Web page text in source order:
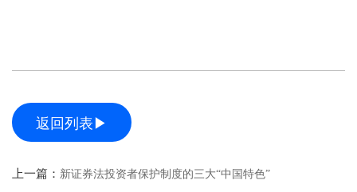
返回列表▶
上一篇： 新证券法投资者保护制度的三大“中国特色”